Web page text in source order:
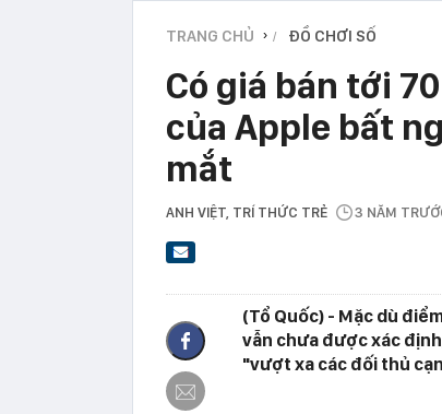
TRANG CHỦ › ĐỒ CHƠI SỐ
Có giá bán tới
của Apple bất
mắt
ANH VIỆT , TRÍ THỨC TRẺ 3 NĂM
(Tổ Quốc) - Mặc dù
vẫn chưa được xác
"vượt xa các đối thủ